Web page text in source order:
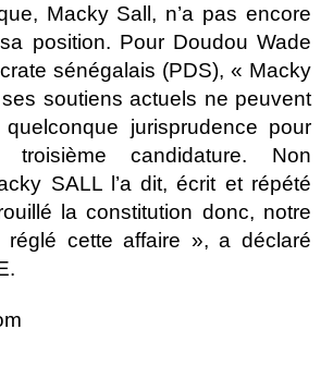
Macky Sall, n’a pas encore
position. Pour Doudou Wade
sénégalais (PDS), « Macky
soutiens actuels ne peuvent
jurisprudence pour
candidature. Non
SALL l’a dit, écrit et répété
la constitution donc, notre
cette affaire », a déclaré